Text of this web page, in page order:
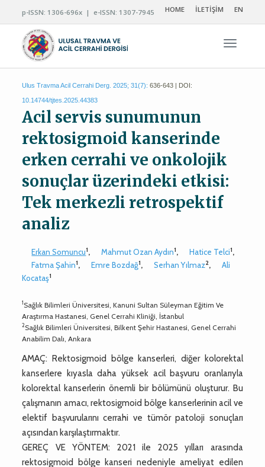
p-ISSN: 1306-696x | e-ISSN: 1307-7945 HOME İLETİŞİM EN
Ulus Travma Acil Cerrahi Derg. 2025; 31(7): 636-643 | DOI:
10.14744/tjtes.2025.44383
Acil servis sunumunun
rektosigmoid kanserinde
erken cerrahi ve onkolojik
sonuçlar üzerindeki etkisi:
Tek merkezli retrospektif
analiz
Erkan Somuncu1, Mahmut Ozan Aydın1, Hatice Telci1,
Fatma Şahin1, Emre Bozdağ1, Serhan Yılmaz2,
Ali
Kocataş1
1Sağlık Bilimleri Üniversitesi, Kanuni Sultan Süleyman Eğitim Ve
Araştırma Hastanesi, Genel Cerrahi Kliniği, İstanbul
2Sağlık Bilimleri Üniversitesi, Bilkent Şehir Hastanesi, Genel Cerrahi
Anabilim Dalı, Ankara
AMAÇ: Rektosigmoid bölge kanserleri, diğer kolorektal
kanserlere kıyasla daha yüksek acil başvuru oranlarıyla
kolorektal kanserlerin önemli bir bölümünü oluşturur. Bu
çalışmanın amacı, rektosigmoid bölge kanserlerinin acil ve
elektif başvurularını cerrahi ve tümör patoloji sonuçları
açısından karşılaştırmaktır.
GEREÇ VE YÖNTEM: 2021 ile 2025 yılları arasında
rektosigmoid bölge kanseri nedeniyle ameliyat edilen